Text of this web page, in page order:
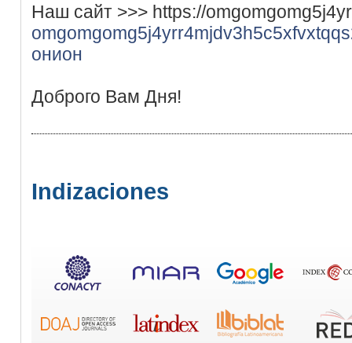
Наш сайт >>> https://
онион
Доброго Вам Дня!
Indizaciones